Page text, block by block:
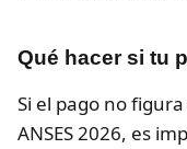
Qué hacer si tu
Si el pago no
ANSES 2026, es